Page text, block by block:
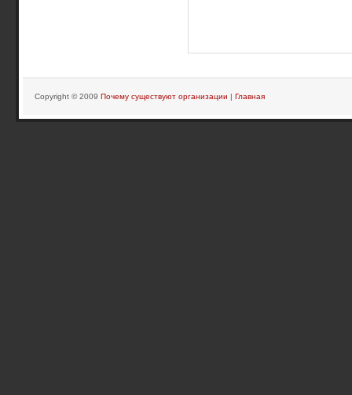
Copyright © 2009 Почему существуют организации | Главная